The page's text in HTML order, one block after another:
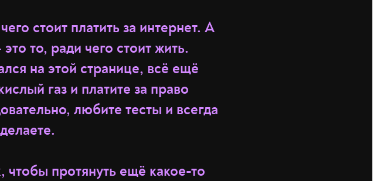
стоит платить за интернет. А
то, ради чего стоит жить.
на этой странице, всё ещё
газ и платите за право
любите тесты и всегда
чтобы протянуть ещё какое-то